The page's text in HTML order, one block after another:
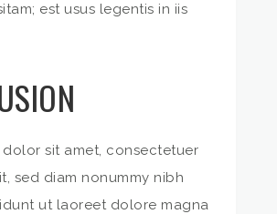
est usus legentis in iis
dolor sit amet, consectetuer
sed diam nonummy nibh
ut laoreet dolore magna